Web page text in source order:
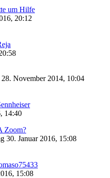
um Hilfe
20:12
28. November 2014, 10:04
14:40
Zoom?
30. Januar 2016, 15:08
15:08